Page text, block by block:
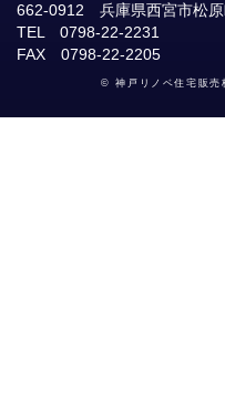
662-0912 兵庫県西宮市松
TEL 0798-22-2231
FAX 0798-22-2205
© 神戸リノベ住宅販